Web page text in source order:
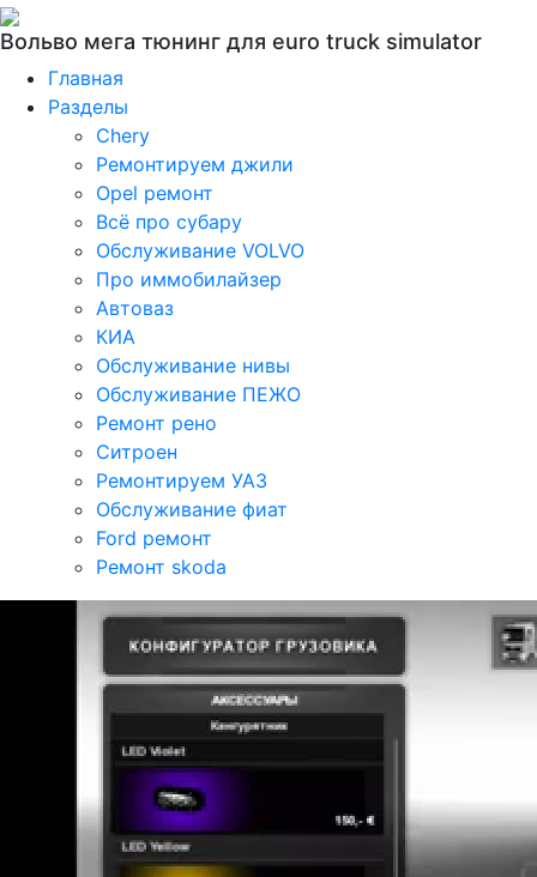
Вольво мега тюнинг для euro truck simulator
Главная
Разделы
Chery
Ремонтируем джили
Opel ремонт
Всё про субару
Обслуживание VOLVO
Про иммобилайзер
Автоваз
КИА
Обслуживание нивы
Обслуживание ПЕЖО
Ремонт рено
Ситроен
Ремонтируем УАЗ
Обслуживание фиат
Ford ремонт
Ремонт skoda